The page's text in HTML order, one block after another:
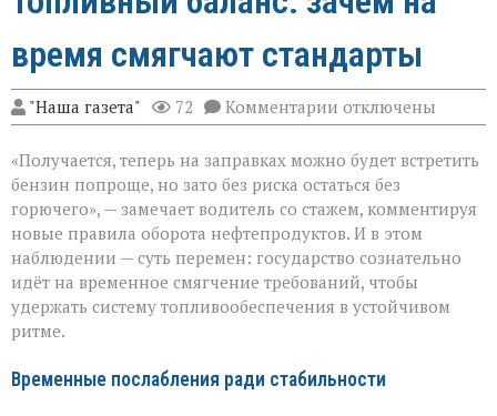
время смягчают стандарты
"Наша газета" 72 Комментарии к
записи
баланс:
зачем
время
смягчают
стандарты
отключены
«Получается, теперь на заправках можно будет встретить
бензин попроще, но зато без риска остаться без
горючего», — замечает водитель со стажем, комментируя
новые правила оборота нефтепродуктов. И в этом
наблюдении — суть перемен: государство сознательно
идёт на временное смягчение требований, чтобы
удержать систему топливообеспечения в устойчивом
ритме.
Временные послабления ради стабильности